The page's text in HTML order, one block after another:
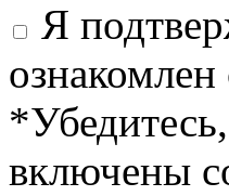
Я
включены